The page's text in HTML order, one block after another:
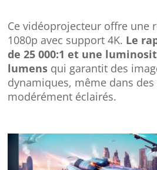
Ce vidéoprojecteur offre une
1080p avec support 4K. Le
de 25 000:1 et une
lumens qui garantit des
dynamiques, même dans
modérément éclairés.